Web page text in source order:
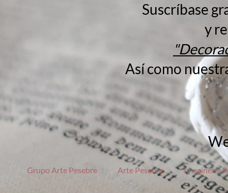
Suscríbase
y
Así como
Grupo Arte Pesebre Arte Pesebre Imaginería